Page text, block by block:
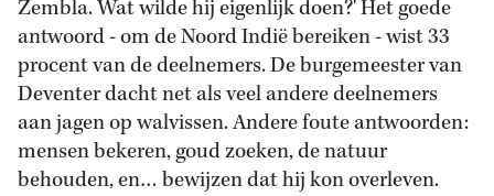
Zembla. Wat wilde hij eigenlijk doen?' Het goede
antwoord - om de Noord Indië bereiken - wist 33
procent van de deelnemers. De burgemeester van
Deventer dacht net als veel andere deelnemers
aan jagen op walvissen. Andere foute antwoorden:
mensen bekeren, goud zoeken, de natuur
behouden, en… bewijzen dat hij kon overleven.